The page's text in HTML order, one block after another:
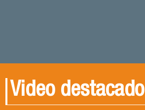
Video destacado